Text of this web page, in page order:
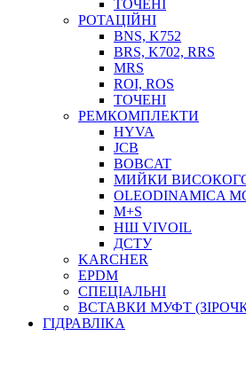
ОЛИВА-ПАЛИВО
ПОВІТРЯ-ВОДА
ДЛЯ ЗВАРЮВАННЯ
НАПІРНО-ВСМОКТУЮЧІ
ФІЛЬТРИ ДЛЯ ПАЛЬНОГО
ПІДДОНИ ДЛЯ БОЧОК
МОДУЛЬНІ АЗС
МЕТРОЛОГІЧНЕ ОБЛАДНАННЯ
ЛІЧИЛЬНИКИ І ВИТРАТОМІРИ
КОТУШКИ ДЛЯ ШЛАНГІВ
ТОЧЕНІ
РОТАЦІЙНІ
BNS, K752
BRS, K702, RRS
MRS
ROI, ROS
ТОЧЕНІ
РЕМКОМПЛЕКТИ
HYVA
JCB
BOBCAT
МИЙКИ
OLEODINAMICA
M+S
НШ VIVOIL
ДСТУ
KARCHER
EPDM
СПЕЦІАЛЬНІ
ВСТАВКИ МУФТ
ГІДРАВЛІКА